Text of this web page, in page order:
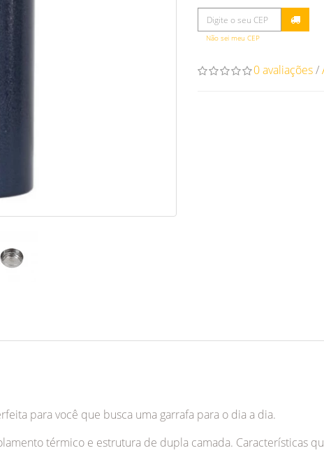
Não sei meu CEP
0 avaliações/
para você que busca uma garrafa para o dia a dia.
térmico e estrutura de dupla camada. Características